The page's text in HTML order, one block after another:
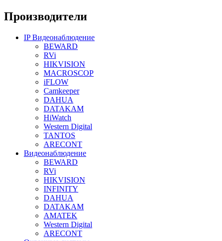
Производители
IP Видеонаблюдение
BEWARD
RVi
HIKVISION
MACROSCOP
iFLOW
Camkeeper
DAHUA
DATAKAM
HiWatch
Western Digital
TANTOS
ARECONT
Видеонаблюдение
BEWARD
RVi
HIKVISION
INFINITY
DAHUA
DATAKAM
AMATEK
Western Digital
ARECONT